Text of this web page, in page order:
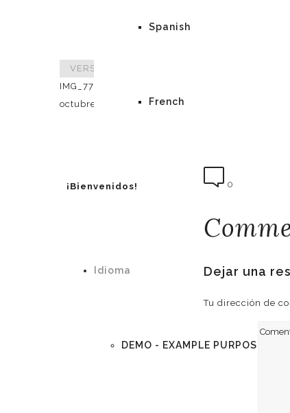
Spanish
French
¡Bienvenidos!
Idioma
DEMO - EXAMPLE PURPOSES
VERSSION
IMG_7784
octubre 5, 2015
VERSSION
0
Dejar una
Tu dirección de